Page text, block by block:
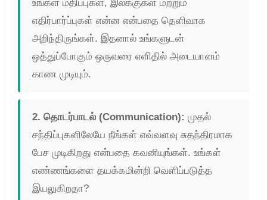
உங்கள் மதிப்புகள், இலக்குகள் மற்றும்
எதிர்பார்ப்புகள் என்ன என்பதை தெளிவாக
அறிந்திருங்கள். இதனால் உங்களுடன்
ஒத்துப்போகும் ஒருவரை எளிதில் அடையாளம்
காண முடியும்.
2. தொடர்பாடல் (Communication): முதல்
சந்திப்புகளிலேயே நீங்கள் எவ்வளவு சுதந்திரமாக
பேச முடிகிறது என்பதை கவனியுங்கள். உங்கள்
எண்ணங்களை தயக்கமின்றி வெளிப்படுத்த
இயலுகிறதா?